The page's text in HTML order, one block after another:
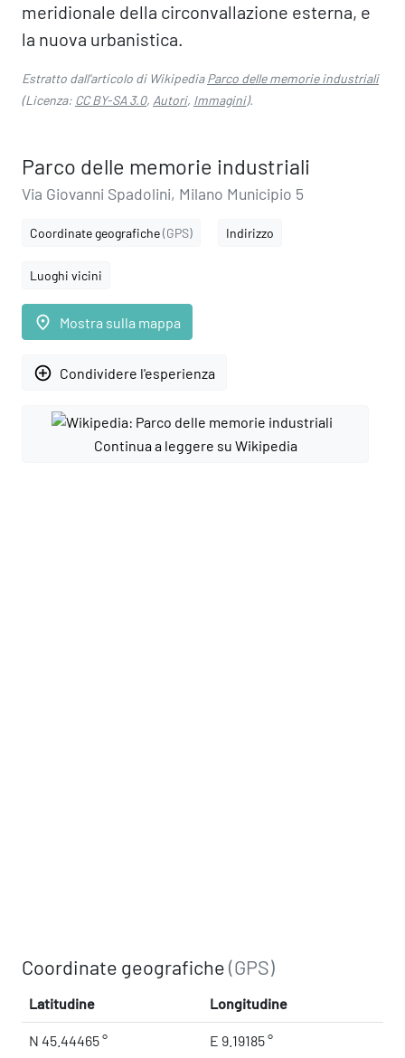
meridionale della circonvallazione esterna, e
la nuova urbanistica.
Estratto dall'articolo di WikipediaParco delle memorie industriali
(Licenza: CC BY-SA 3.0, Autori, Immagini).
Parco delle memorie industriali
Via Giovanni Spadolini, Milano Municipio 5
Coordinate geografiche(GPS) Indirizzo
Luoghi vicini
place Mostra sulla mappa
add_circle_outline Condividere l'esperienza
Continua a leggere su Wikipedia
Coordinate geografiche(GPS)
Latitudine Longitudine
N 45.44465 ° E 9.19185 °